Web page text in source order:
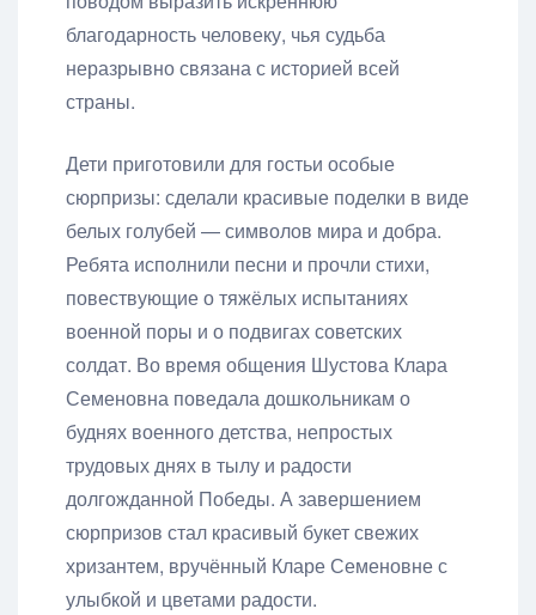
благодарность человеку, чья судьба
неразрывно связана с историей всей
страны.
Дети приготовили для гостьи особые
сюрпризы: сделали красивые поделки в виде
белых голубей — символов мира и добра.
Ребята исполнили песни и прочли стихи,
повествующие о тяжёлых испытаниях
военной поры и о подвигах советских
солдат. Во время общения Шустова Клара
Семеновна поведала дошкольникам о
буднях военного детства, непростых
трудовых днях в тылу и радости
долгожданной Победы. А завершением
сюрпризов стал красивый букет свежих
хризантем, вручённый Кларе Семеновне с
улыбкой и цветами радости.